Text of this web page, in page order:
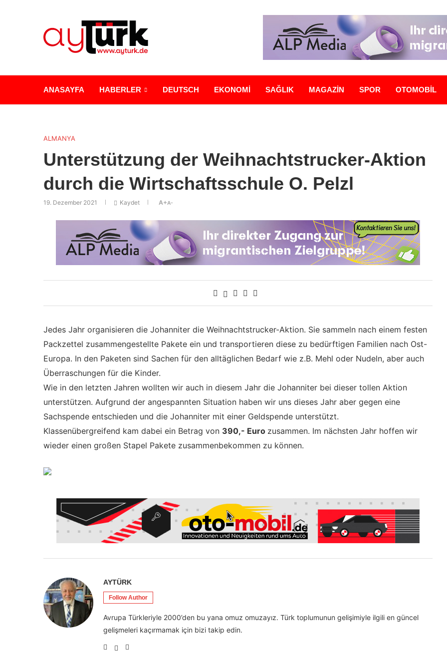
ANASAYFA HABERLER DEUTSCH EKONOMİ SAĞLIK MAGAZİN SPOR OTOMOBİL
ALMANYA
Unterstützung der Weihnachtstrucker-Aktion
durch die Wirtschaftsschule O. Pelzl
19. Dezember 2021 Kaydet A+A-
Jedes Jahr organisieren die Johanniter die Weihnachtstrucker-Aktion. Sie sammeln nach einem festen
Packzettel zusammengestellte Pakete ein und transportieren diese zu bedürftigen Familien nach Ost-
Europa. In den Paketen sind Sachen für den alltäglichen Bedarf wie z.B. Mehl oder Nudeln, aber auch
Überraschungen für die Kinder.
Wie in den letzten Jahren wollten wir auch in diesem Jahr die Johanniter bei dieser tollen Aktion
unterstützen. Aufgrund der angespannten Situation haben wir uns dieses Jahr aber gegen eine
Sachspende entschieden und die Johanniter mit einer Geldspende unterstützt.
Klassenübergreifend kam dabei ein Betrag von 390,- Euro zusammen. Im nächsten Jahr hoffen wir
wieder einen großen Stapel Pakete zusammenbekommen zu können.
AYTÜRK
Follow Author
Avrupa Türkleriyle 2000’den bu yana omuz omuzayız. Türk toplumunun gelişimiyle ilgili en güncel
gelişmeleri kaçırmamak için bizi takip edin.